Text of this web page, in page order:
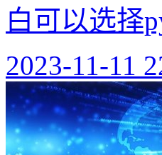
白可以选择
2023-11-11